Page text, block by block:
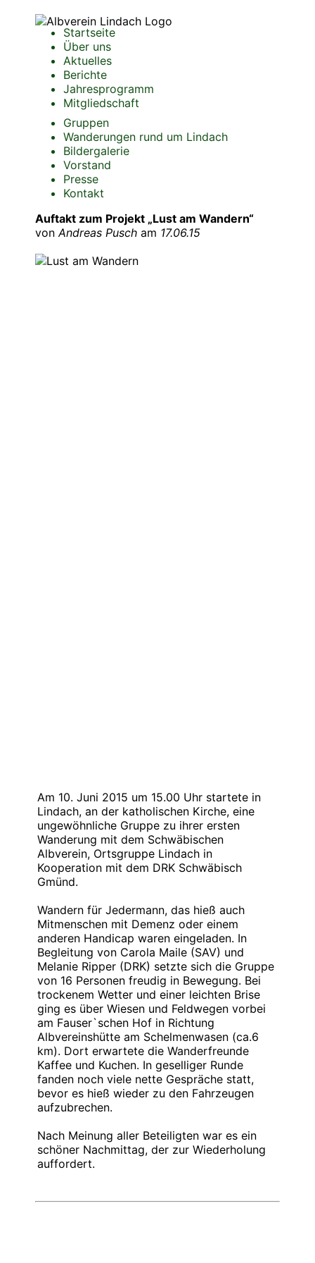
Startseite
Über uns
Aktuelles
Berichte
Jahresprogramm
Mitgliedschaft
Gruppen
Wanderungen rund um Lindach
Bildergalerie
Vorstand
Presse
Kontakt
Auftakt zum Projekt „Lust am Wandern“
vonAndreas Pusch am 17.06.15
Am 10. Juni 2015 um 15.00 Uhr startete in
Lindach, an der katholischen Kirche, eine
ungewöhnliche Gruppe zu ihrer ersten
Wanderung mit dem Schwäbischen
Albverein, Ortsgruppe Lindach in
Kooperation mit dem DRK Schwäbisch
Gmünd.
Wandern für Jedermann, das hieß auch
Mitmenschen mit Demenz oder einem
anderen Handicap waren eingeladen. In
Begleitung von Carola Maile (SAV) und
Melanie Ripper (DRK) setzte sich die Gruppe
von 16 Personen freudig in Bewegung. Bei
trockenem Wetter und einer leichten Brise
ging es über Wiesen und Feldwegen vorbei
am Fauser`schen Hof in Richtung
Albvereinshütte am Schelmenwasen (ca.6
km). Dort erwartete die Wanderfreunde
Kaffee und Kuchen. In geselliger Runde
fanden noch viele nette Gespräche statt,
bevor es hieß wieder zu den Fahrzeugen
aufzubrechen.
Nach Meinung aller Beteiligten war es ein
schöner Nachmittag, der zur Wiederholung
auffordert.